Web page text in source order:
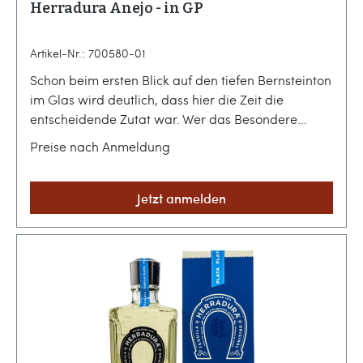
Herradura Anejo - in GP
Artikel-Nr.: 700580-01
Schon beim ersten Blick auf den tiefen Bernsteinton
im Glas wird deutlich, dass hier die Zeit die
entscheidende Zutat war. Wer das Besondere
abseits flüchtiger Trends sucht, findet in diesem
gereiften Agavenbrand eine Tiefe und
und den Moment des Genießens
verlängert.Tradition und Geduld aus dem Herzen
von AmatitánIn der traditionsreichen Casa
Herradura in Jalisco wird mexikanische
Handwerkskunst seit Generationen gepflegt.
Dieser 100% de Agave Tequila verbringt stolze 25
Monate in Fässern aus Eichenholz – eine Reifezeit,
die weit über die Mindestanforderungen für einen
Añejo hinausgeht und ihm seine charakteristische
Preise nach Anmeldung
Jetzt anmelden